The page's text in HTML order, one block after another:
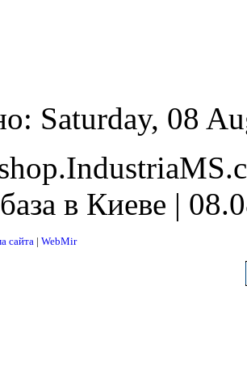
Saturday, 08
в Киеве |
сайта | WebMir